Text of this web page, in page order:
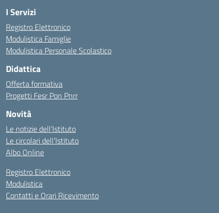
I Servizi
Registro Elettronico
Modulistica Famiglie
Modulistica Personale Scolastico
Didattica
Offerta formativa
Progetti Fesr Pon Pnrr
Novità
Le notizie dell’Istituto
Le circolari dell’Istituto
Albo Online
Registro Elettronico
Modulistica
Contatti e Orari Ricevimento